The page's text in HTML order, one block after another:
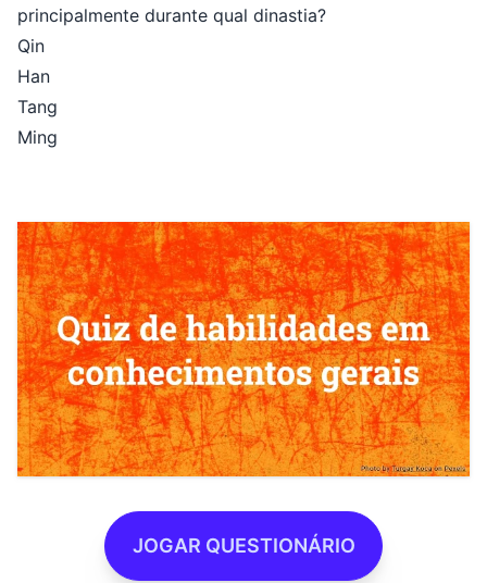
principalmente durante qual dinastia?
Qin
Han
Tang
Ming
JOGAR QUESTIONÁRIO